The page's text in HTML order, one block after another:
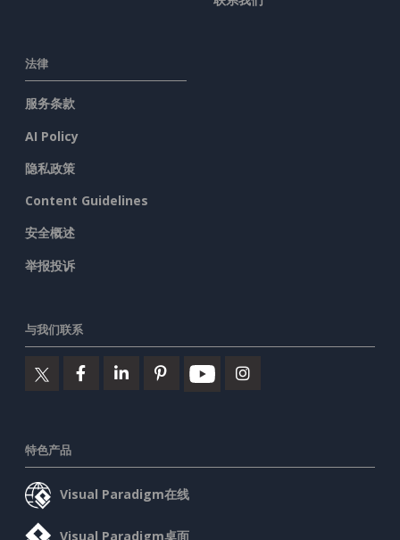
法律
服务条款
AI Policy
隐私政策
Content Guidelines
安全概述
举报投诉
与我们联系
特色产品
Visual Paradigm在线
Visual Paradigm桌面